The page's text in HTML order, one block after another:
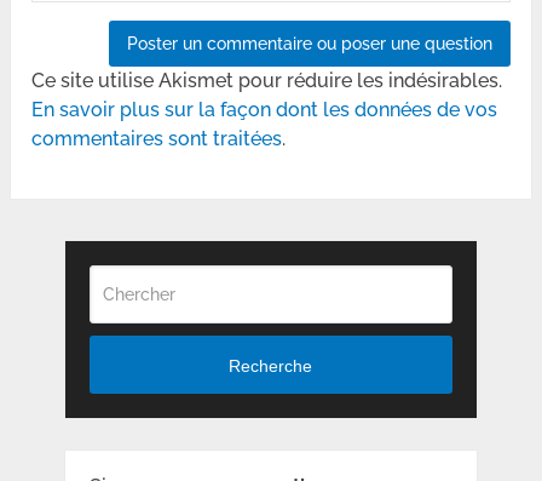
Ce site utilise Akismet pour réduire les indésirables.
En savoir plus sur la façon dont les données de vos
commentaires sont traitées.
Recherche